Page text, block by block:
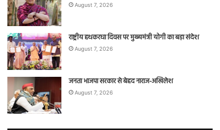
August 7, 2026
राष्ट्रीय हथकरघा दिवस पर मुख्यमंत्री योगी का बड़ा संदेश
August 7, 2026
जनता भाजपा सरकार से बेहद नाराज-अखिलेश
August 7, 2026